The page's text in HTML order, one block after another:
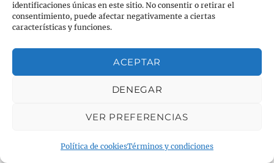
identificaciones únicas en este sitio. No consentir o retirar el
consentimiento, puede afectar negativamente a ciertas
características y funciones.
ACEPTAR
DENEGAR
VER PREFERENCIAS
Política de cookiesTérminos y condiciones
Comparte esto:
WhatsApp
Correo electrónico
Me gusta esto: